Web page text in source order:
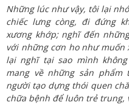
Những lúc như vậy, tôi lại
chiếc lưng còng, đi đứng
xương khớp; nghĩ đến
với những cơn ho như muốn
lại nghĩ tại sao mình
mang về những sản
người tạo dựng thói quen
chữa bệnh để luôn trẻ trung,